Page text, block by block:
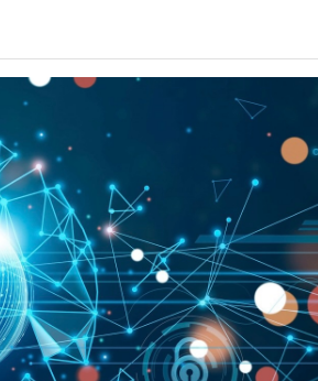
C
cyber resilience